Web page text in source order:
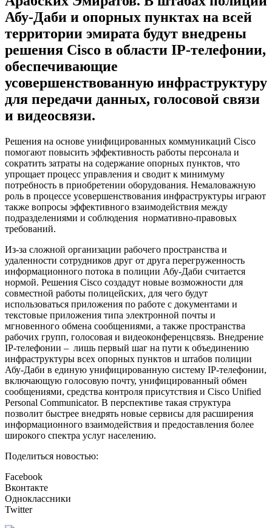
Абу-Даби и опорных пунктах на всей
территории эмирата будут внедрены
решения Cisco в области IP-телефонии,
обеспечивающие
усовершенствованную инфраструктуру
для передачи данных, голосовой связи
и видеосвязи.
Решения на основе унифицированных коммуникаций Cisco
помогают повысить эффективность работы персонала и
сократить затраты на содержание опорных пунктов, что
упрощает процесс управления и сводит к минимуму
потребность в приобретении оборудования. Немаловажную
роль в процессе усовершенствования инфраструктуры играют
также вопросы эффективного взаимодействия между
подразделениями и соблюдения нормативно-правовых
требований.
Из-за сложной организации рабочего пространства и
удаленности сотрудников друг от друга перегруженность
информационного потока в полиции Абу-Даби считается
нормой. Решения Cisco создадут новые возможности для
совместной работы полицейских, для чего будут
использоваться приложения по работе с документами и
текстовые приложения типа электронной почты и
мгновенного обмена сообщениями, а также пространства
рабочих групп, голосовая и видеоконференцсвязь. Внедрение
IP-телефонии – лишь первый шаг на пути к объединению
инфраструктуры всех опорных пунктов и штабов полиции
Абу-Даби в единую унифицированную систему IP-телефонии,
включающую голосовую почту, унифицированный обмен
сообщениями, средства контроля присутствия и Cisco Unified
Personal Communicator. В перспективе такая структура
позволит быстрее внедрять новые сервисы для расширения
информационного взаимодействия и предоставления более
широкого спектра услуг населению.
Поделиться новостью:
Facebook
Вконтакте
Одноклассники
Twitter